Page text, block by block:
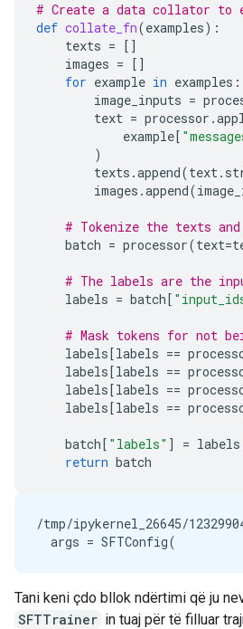
# Create a data collator to
def collate_fn(examples):
texts = []
images = []
for example in examples :
image_inputs =
text = processor .
example[
)
texts .append(text.
images .append(
# Tokenize the texts and
batch = processor(text=
# The labels are the
labels = batch[
# Mask tokens for not
labels[labels ==
labels[labels ==
labels[labels ==
labels[labels ==
batch[ "labels" ] = labels
return batch
/tmp/ipykernel_26645/
Tani keni çdo bllok ndërtimi që ju
SFTTrainer in tuaj për të filluar